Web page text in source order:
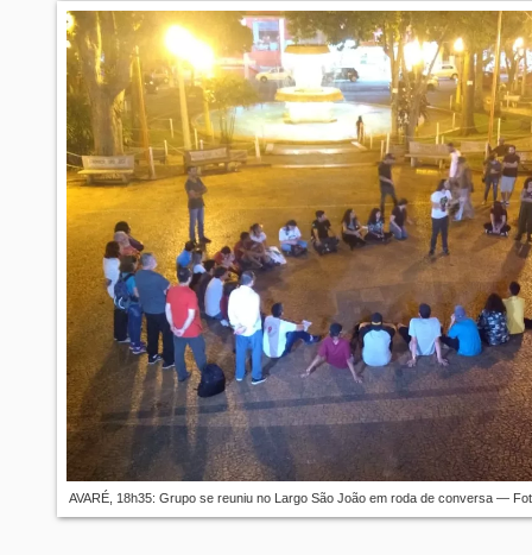
AVARÉ, 18h35: Grupo se reuniu no Largo São João em roda de conversa —